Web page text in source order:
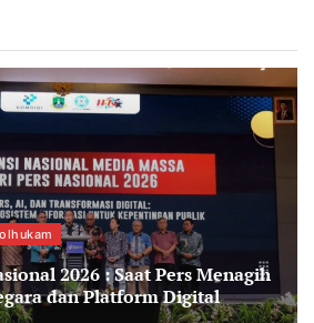
2026 : Saat Pers Menagih
dan Platform Digital